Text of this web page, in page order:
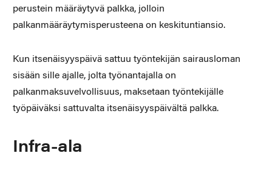
perustein määräytyvä palkka, jolloin
palkanmääräytymisperusteena on keskituntiansio.
Kun itsenäisyyspäivä sattuu työntekijän sairausloman
sisään sille ajalle, jolta työnantajalla on
palkanmaksuvelvollisuus, maksetaan työntekijälle
työpäiväksi sattuvalta itsenäisyyspäivältä palkka.
Infra-ala